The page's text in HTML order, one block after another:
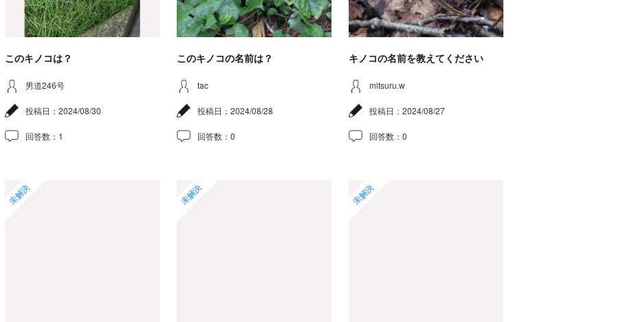
このキノコは？
男道246号
投稿日： 2024/08/30
回答数： 1
このキノコの名前は？
tac
投稿日： 2024/08/28
回答数： 0
キノコの名前を教えてください
mitsuru.w
投稿日： 2024/08/27
回答数： 0
未解決 未解決 未解決